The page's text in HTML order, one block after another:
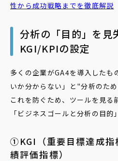
性から成功戦略までを徹底解説
分析の「目的」を見失
KGI/KPIの設定
多くの企業がGA4を導入したも
いか分からない」と"分析のた
これを防ぐため、ツールを見る
「ビジネスゴールと分析の目的
①KGI（重要目標達成指
績評価指標）